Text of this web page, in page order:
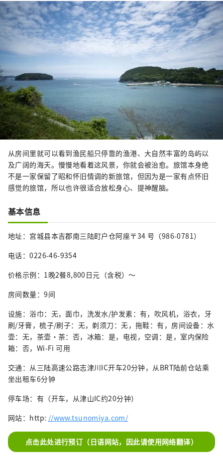
从房间里就可以看到渔民船只停靠的渔港、大自然丰富的岛屿以
及广阔的海天。慢慢地看着这风景，你就会被治愈。旅馆本身绝
不是一家保留了昭和怀旧情调的新旅馆，但因为是一家有点怀旧
感觉的旅馆，所以也许很适合放松身心、提神醒脑。
基本信息
地址：宫城县本吉郡南三陆町户仓阿座〒34 号（986-0781）
电话：0226-46-9354
价格示例：1晚2餐8,800日元（含税）～
房间数量：9间
设施：浴巾：无，面巾，洗发水/护发素：有，吹风机，浴衣，牙
刷/牙膏，梳子/刷子：无，剃须刀：无，拖鞋：有，房间设备：水
壶：无，茶壶·茶：否，冰箱：是，电视，空调：是，室内保险
箱：否，Wi-Fi 可用
交通：从三陆高速公路志津川IC开车20分钟，从BRT陆前仓站乘
坐出租车6分钟
停车场：有（开车，从津山IC约20分钟）
网站：http: //www.tsunomiya.com/
点击此处进行预订（日语网站，因此请使用网络翻译）